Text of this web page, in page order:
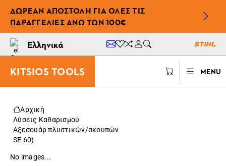
ΔΩΡΕΆΝ ΑΠΟΣΤΟΛΉ ΓΙΑ ΌΛΕΣ ΤΙΣ
ΠΑΡΑΓΓΕΛΊΕΣ ΆΝΩ ΤΩΝ 100€
Ελληνικά
KITSIOS TOOLS MENU
Αρχική
Λύσεις Καθαρισμού
Αξεσουάρ πλυστικών/σκουπών
SE 60)
No images...